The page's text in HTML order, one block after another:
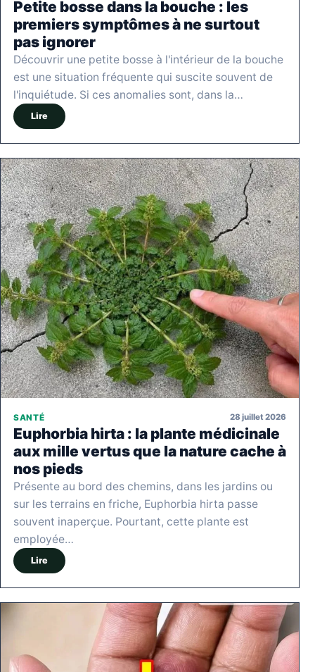
Petite bosse dans la bouche : les
premiers symptômes à ne surtout
pas ignorer
Découvrir une petite bosse à l'intérieur de la bouche
est une situation fréquente qui suscite souvent de
l'inquiétude. Si ces anomalies sont, dans la…
Lire
SANTÉ 28 juillet 2026
Euphorbia hirta : la plante médicinale
aux mille vertus que la nature cache à
nos pieds
Présente au bord des chemins, dans les jardins ou
sur les terrains en friche, Euphorbia hirta passe
souvent inaperçue. Pourtant, cette plante est
employée…
Lire